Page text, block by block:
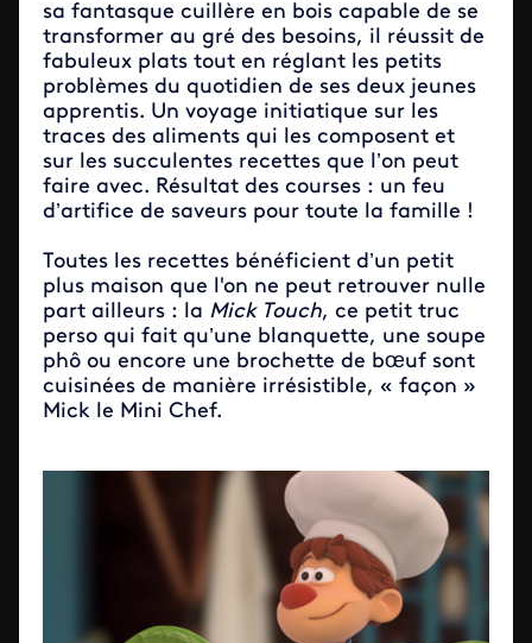
sa fantasque cuillère en bois capable de se
transformer au gré des besoins, il réussit de
fabuleux plats tout en réglant les petits
problèmes du quotidien de ses deux jeunes
apprentis. Un voyage initiatique sur les
traces des aliments qui les composent et
sur les succulentes recettes que l’on peut
faire avec. Résultat des courses : un feu
d’artifice de saveurs pour toute la famille !
Toutes les recettes bénéficient d’un petit
plus maison que l'on ne peut retrouver nulle
part ailleurs : la Mick Touch, ce petit truc
perso qui fait qu’une blanquette, une soupe
phô ou encore une brochette de bœuf sont
cuisinées de manière irrésistible, « façon »
Mick le Mini Chef.